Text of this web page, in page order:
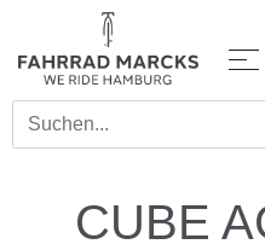
CUBE